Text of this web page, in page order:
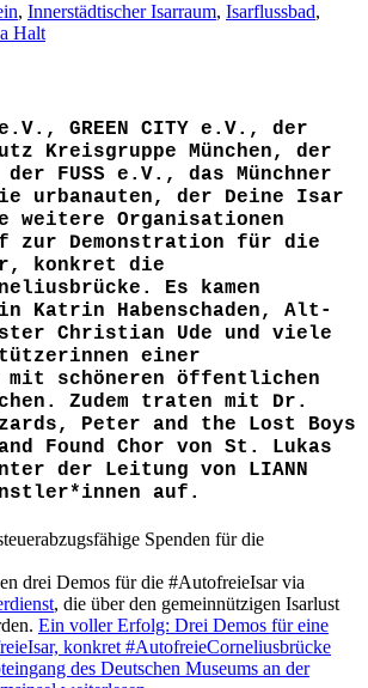
, Innerstädtischer Isarraum, Isarflussbad,
Halt
GREEN CITY e.V., der
Kreisgruppe München, der
der FUSS e.V., das Münchner
urbanauten, der Deine Isar
weitere Organisationen
zur Demonstration für die
konkret die
Es kamen
Katrin Habenschaden, Alt-
Christian Ude und viele
einer
mit schöneren öffentlichen
Zudem traten mit Dr.
Peter and the Lost Boys
Found Chor von St. Lukas
der Leitung von LIANN
auf.
Spenden für die
drei Demos für die #AutofreieIsar via
, die über den gemeinnützigen Isarlust
Ein voller Erfolg: Drei Demos für eine
konkret #AutofreieCorneliusbrücke
des Deutschen Museums an der